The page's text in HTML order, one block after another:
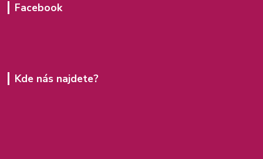
Facebook
Kde nás najdete?